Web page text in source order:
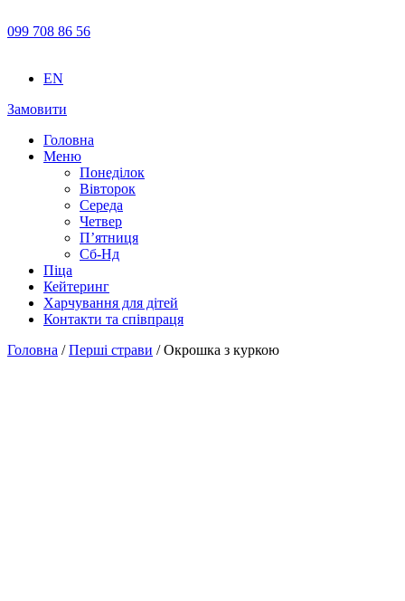
099 708 86 56
EN
Замовити
Головна
Меню
Понеділок
Вівторок
Середа
Четвер
П’ятниця
Сб-Нд
Піца
Кейтеринг
Харчування для дітей
Контакти та співпраця
Головна /Перші страви / Окрошка з куркою